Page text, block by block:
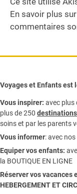
En savoir plus
commentaires
Voyages et Enfants est
Vous inspirer: avec plus
plus de 250
soins et par les parents
Vous informer:avec nos
Equiper vos enfants:
la BOUTIQUE EN LIGNE
Réserver vos vacances
HEBERGEMENT ET